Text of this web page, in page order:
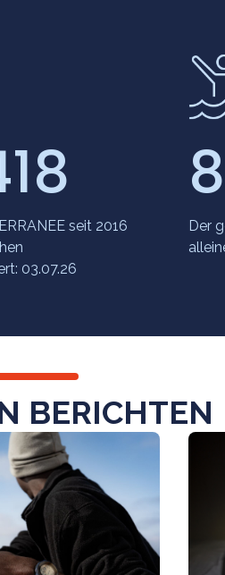
seit 2016
03.07.26
Der
BERICHTEN